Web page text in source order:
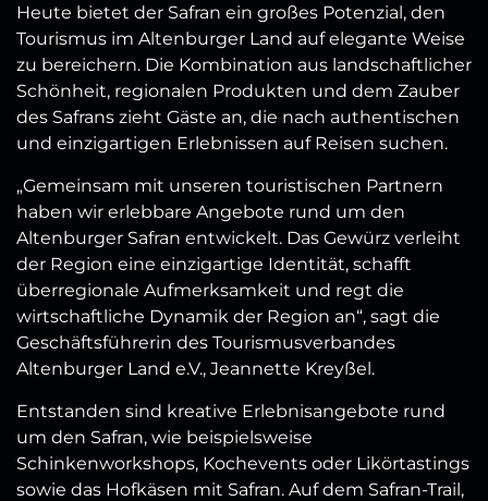
Heute bietet der Safran ein großes Potenzial, den
Tourismus im Altenburger Land auf elegante Weise
zu bereichern. Die Kombination aus landschaftlicher
Schönheit, regionalen Produkten und dem Zauber
des Safrans zieht Gäste an, die nach authentischen
und einzigartigen Erlebnissen auf Reisen suchen.
„Gemeinsam mit unseren touristischen Partnern
haben wir erlebbare Angebote rund um den
Altenburger Safran entwickelt. Das Gewürz verleiht
der Region eine einzigartige Identität, schafft
überregionale Aufmerksamkeit und regt die
wirtschaftliche Dynamik der Region an“, sagt die
Geschäftsführerin des Tourismusverbandes
Altenburger Land e.V., Jeannette Kreyßel.
Entstanden sind kreative Erlebnisangebote rund
um den Safran, wie beispielsweise
Schinkenworkshops, Kochevents oder Likörtastings
sowie das Hofkäsen mit Safran. Auf dem Safran-Trail,